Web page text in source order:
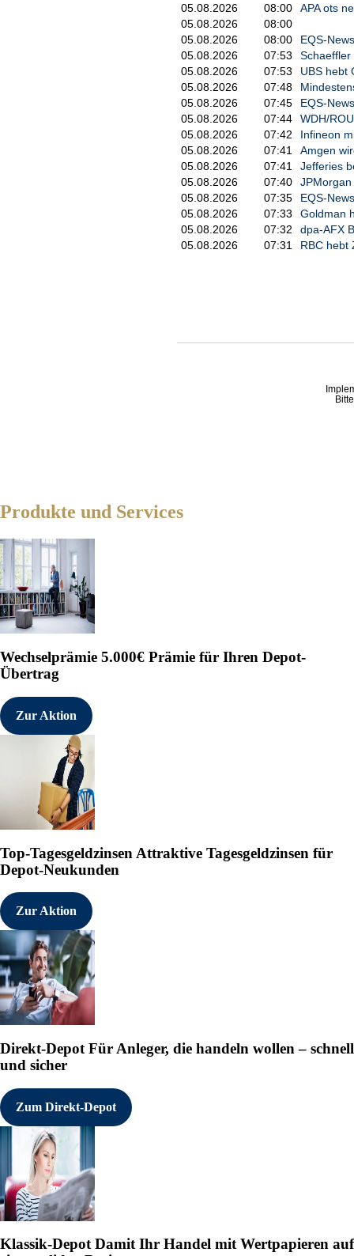
05.08.2026
08:00
APA ots
05.08.2026
08:00
05.08.2026
08:00
EQS-
05.08.2026
07:53
05.08.2026
07:53
UBS hebt
05.08.2026
07:48
05.08.2026
07:45
EQS-
05.08.2026
07:44
WDH/
05.08.2026
07:42
Infineon
05.08.2026
07:41
Amgen
05.08.2026
07:41
Jefferies
05.08.2026
07:40
05.08.2026
07:35
EQS-
05.08.2026
07:33
Goldman
05.08.2026
07:32
dpa-AFX
05.08.2026
07:31 RBC hebt
Produkte und Services
Wechselprämie 5.000€ Prämie für Ihren Depot-
Übertrag
Zur Aktion
Top-Tagesgeldzinsen Attraktive Tagesgeldzinsen für
Depot-Neukunden
Zur Aktion
Direkt-Depot Für Anleger, die handeln wollen – schnell
und sicher
Zum Direkt-Depot
Klassik-DepotDamit Ihr Handel mit Wertpapieren auf